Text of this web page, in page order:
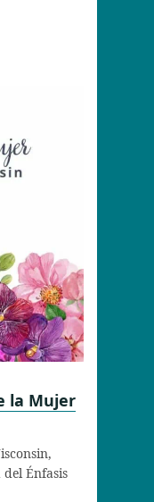
la Mujer
Énfasis